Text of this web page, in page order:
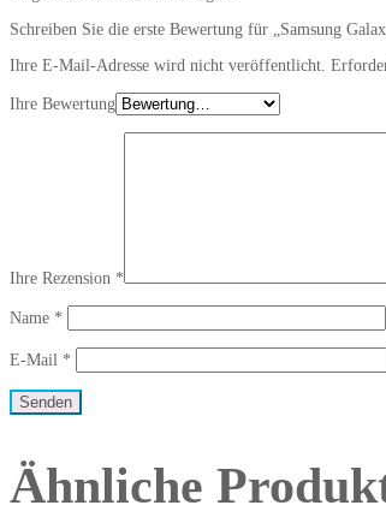
Schreiben Sie die erste Bewertung für „Samsung
Ihre E-Mail-Adresse wird nicht veröffentlicht.
Ihre Bewertung
Ihre Rezension *
Name *
E-Mail *
Ähnliche